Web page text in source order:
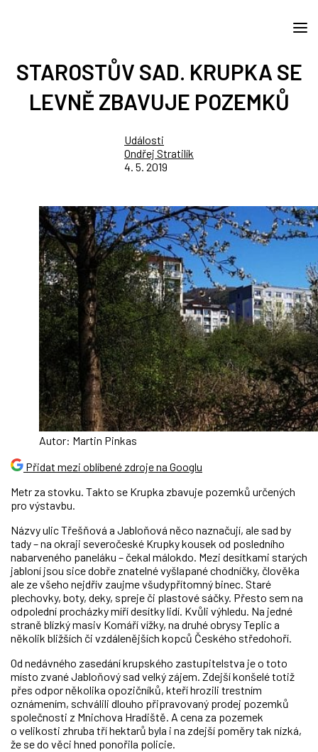
STAROSTŮV SAD. KRUPKA SE
LEVNĚ ZBAVUJE POZEMKŮ
Události
Ondřej Stratilík
4. 5. 2019
Autor: Martin Pinkas
Přidat mezi oblíbené zdroje na Googlu
Metr za stovku. Takto se Krupka zbavuje pozemků určených
pro výstavbu.
Názvy ulic Třešňová a Jabloňová něco naznačují, ale sad by
tady – na okraji severočeské Krupky kousek od posledního
nabarveného paneláku – čekal málokdo. Mezi desítkami starých
jabloní jsou sice dobře znatelné vyšlapané chodníčky, člověka
ale ze všeho nejdřív zaujme všudypřítomný binec. Staré
plechovky, boty, deky, spreje či plastové sáčky. Přesto sem na
odpolední procházky míří desítky lidí. Kvůli výhledu. Na jedné
straně blízký masiv Komáří vížky, na druhé obrysy Teplic a
několik bližších či vzdálenějších kopců Českého středohoří.
Od nedávného zasedání krupského zastupitelstva je o toto
místo zvané Jabloňový sad velký zájem. Zdejší konšelé totiž
přes odpor několika opozičníků, kteří hrozili trestním
oznámením, schválili dlouho připravovaný prodej pozemků
společnosti z Mnichova Hradiště. A cena za pozemek
o velikosti zhruba tří hektarů byla i na zdejší poměry tak nízká,
že se do věci hned ponořila policie.